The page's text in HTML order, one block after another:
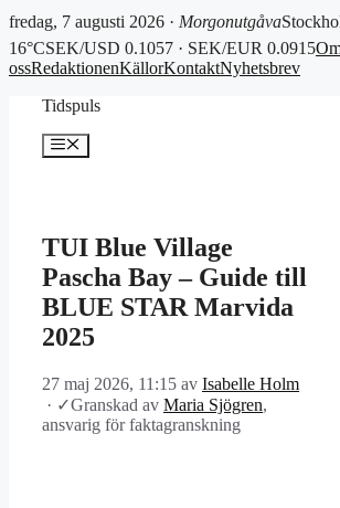
fredag, 7 augusti 2026 · Morgonutgåva
16°CSEK/USD 0.1057 · SEK/EUR 0.0915
ossRedaktionenKällorKontaktNyhetsbrev
Tidspuls
Meny
TUI Blue Village
Pascha Bay – Guide till
BLUE STAR Marvida
2025
27 maj 2026, 11:15 av Isabelle Holm
· ✓Granskad av Maria Sjögren,
ansvarig för faktagranskning